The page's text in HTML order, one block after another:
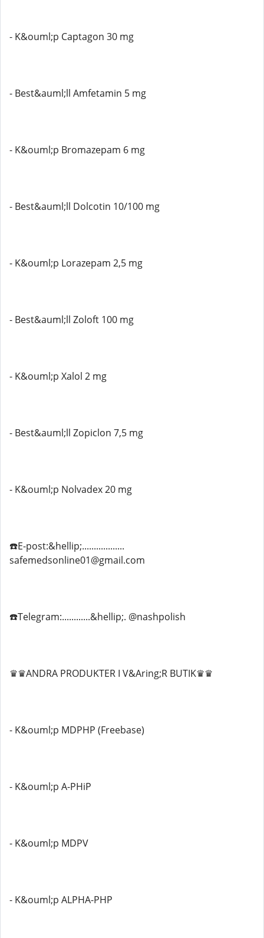
- K&ouml;p Captagon 30 mg
- Best&auml;ll Amfetamin 5 mg
- K&ouml;p Bromazepam 6 mg
- Best&auml;ll Dolcotin 10/100 mg
- K&ouml;p Lorazepam 2,5 mg
- Best&auml;ll Zoloft 100 mg
- K&ouml;p Xalol 2 mg
- Best&auml;ll Zopiclon 7,5 mg
- K&ouml;p Nolvadex 20 mg
☎️E-post:&hellip;..................
safemedsonline01@gmail.com
☎️Telegram:............&hellip;. @nashpolish
♛♛ANDRA PRODUKTER I V&Aring;R BUTIK♛♛
- K&ouml;p MDPHP (Freebase)
- K&ouml;p A-PHiP
- K&ouml;p MDPV
- K&ouml;p ALPHA-PHP